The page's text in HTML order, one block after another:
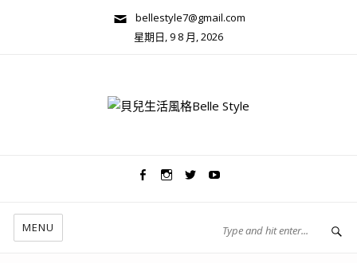
bellestyle7@gmail.com
星期日, 9 8 月, 2026
MENU